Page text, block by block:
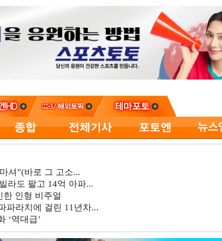
셔”(바로 그 고소...
라도 팔고 14억 아파...
인형 비주얼
파라치에 걸린 11년차...
‘역대급’